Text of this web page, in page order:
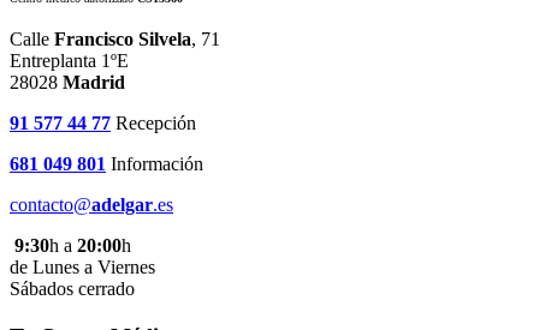
Calle Francisco Silvela, 71
Entreplanta 1ºE
28028 Madrid
91 577 44 77 Recepción
681 049 801 Información
contacto@adelgar.es
9:30h a 20:00h
de Lunes a Viernes
Sábados cerrado